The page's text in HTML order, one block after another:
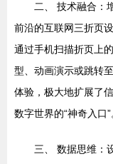
二、 技术融合：
前沿的互联网三折页
通过手机扫描折页上
型、动画演示或跳转
体验，极大地扩展了
数字世界的“神奇入口”
三、 数据思维：